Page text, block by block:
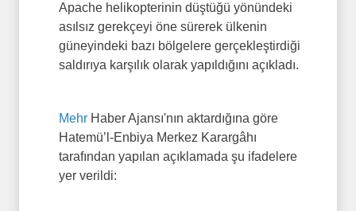
Apache helikopterinin düştüğü yönündeki
asılsız gerekçeyi öne sürerek ülkenin
güneyindeki bazı bölgelere gerçekleştirdiği
saldırıya karşılık olarak yapıldığını açıkladı.
Mehr Haber Ajansı'nın aktardığına göre
Hatemü’l-Enbiya Merkez Karargâhı
tarafından yapılan açıklamada şu ifadelere
yer verildi: